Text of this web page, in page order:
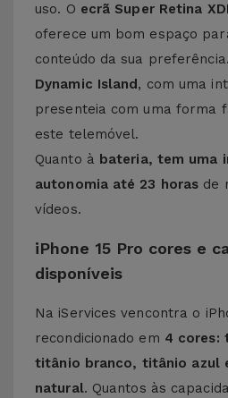
uso. O ecrã Super Retina
oferece um bom espaço
conteúdo da sua
Dynamic Island, com uma
presenteia com uma forma
este telemóvel.
Quanto à bateria, tem uma
autonomia até 23 horas de
vídeos.
iPhone 15 Pro cores e
disponíveis
Na iServices vencontra o
recondicionado em 4 cores:
titânio branco, titânio azul
natural. Quantos às